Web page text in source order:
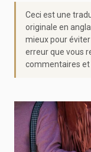
Ceci est une
originale en
mieux pour
erreur que vous
commentaires et